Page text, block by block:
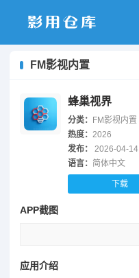
FM影视内置
蜂巢视界
分类： FM影视内置
热度： 2026
发布：
2026-04-14
语言： 简体中文
下载
APP截图
应用介绍